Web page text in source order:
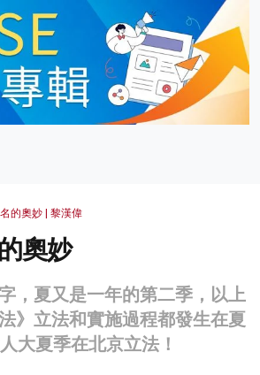
的奧妙 | 黎漢偉
奧妙
，夏又是一年的第二季，以上
》立法和實施過程都發生在夏
大夏季在北京立法！